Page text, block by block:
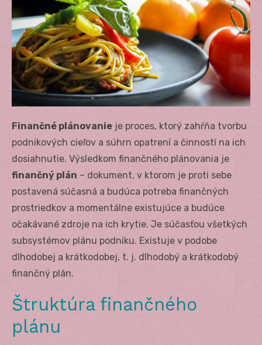
Finančné plánovanie je proces, ktorý zahŕňa tvorbu
podnikových cieľov a súhrn opatrení a činností na ich
dosiahnutie. Výsledkom finančného plánovania je
finančný plán – dokument, v ktorom je proti sebe
postavená súčasná a budúca potreba finančných
prostriedkov a momentálne existujúce a budúce
očakávané zdroje na ich krytie. Je súčasťou všetkých
subsystémov plánu podniku. Existuje v podobe
dlhodobej a krátkodobej, t. j. dlhodobý a krátkodobý
finančný plán.
Štruktúra finančného
plánu